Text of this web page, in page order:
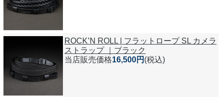
ROCK’N ROLL | フラットロープ SL カメラ
ストラップ ｜ブラック
当店販売価格16,500円 (税込)